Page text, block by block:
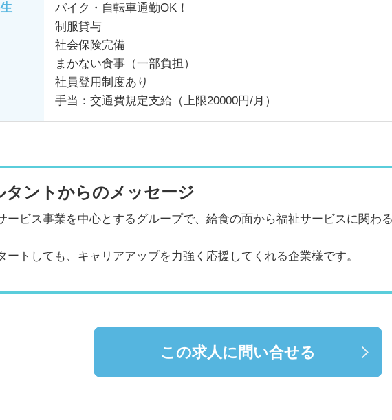
バイク・自転車通勤OK！
制服貸与
社会保険完備
まかない食事（一部負担）
社員登用制度あり
手当：交通費規定支給（上限20000円/月）
タントからのメッセージ
ービス事業を中心とするグループで、給食の面から福祉サービスに関わ
ートしても、キャリアアップを力強く応援してくれる企業様です。
この求人に問い合せる